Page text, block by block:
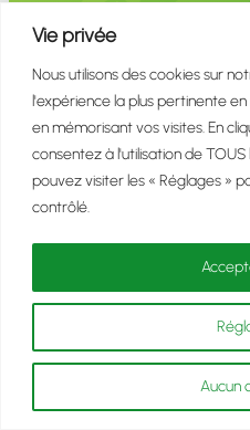
Vie privée
Nous utilisons des cookies sur
l'expérience la plus pertinente
en mémorisant vos visites. En
consentez à l'utilisation de
pouvez visiter les « Réglages »
contrôlé.
Aucun
Politique de
confidentialité
(celui du